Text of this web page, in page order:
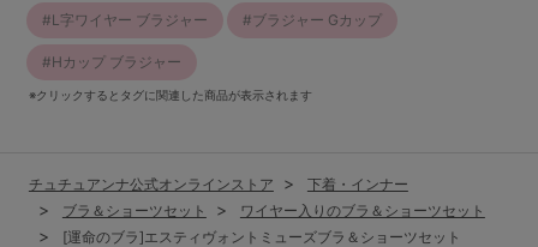
L字ワイヤー ブラジャー ブラジャー Gカップ
Hカップ ブラジャー
※クリックするとタグに関連した商品が表示されます
チュチュアンナ公式オンラインストア
下着・インナー
ブラ＆ショーツセット
ワイヤー入りのブラ＆ショーツセット
[運命のブラ]エスティヴォントミューズブラ＆ショーツセット